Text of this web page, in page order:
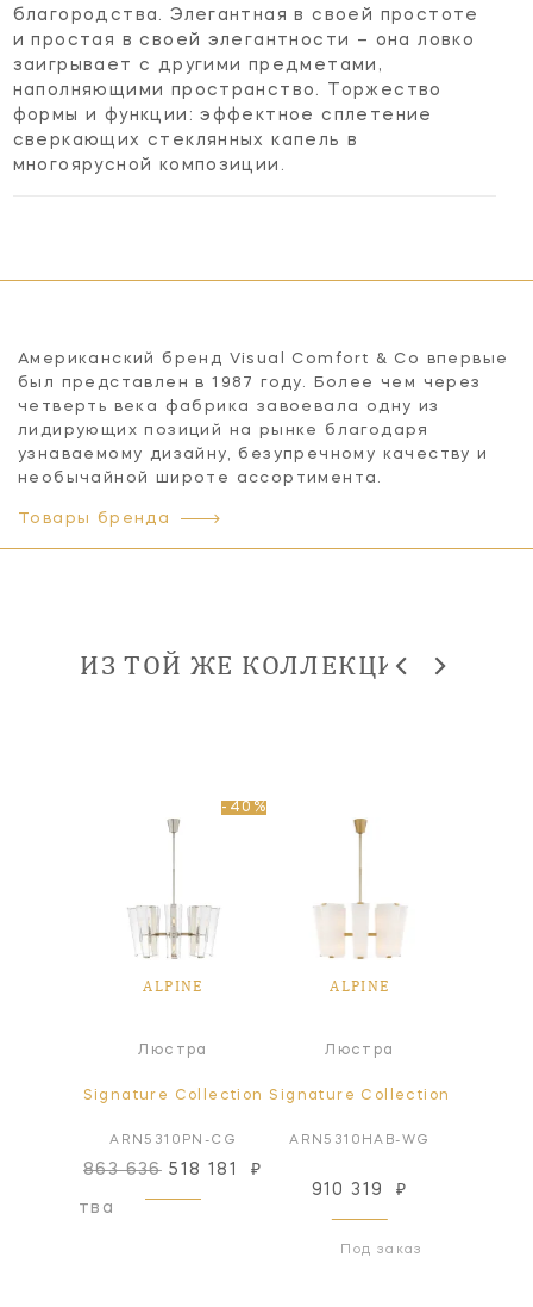
благородства. Элегантная в своей простоте
и простая в своей элегантности – она ловко
заигрывает с другими предметами,
наполняющими пространство. Торжество
формы и функции: эффектное сплетение
сверкающих стеклянных капель в
многоярусной композиции.
Американский бренд Visual Comfort & Co впервые
был представлен в 1987 году. Более чем через
четверть века фабрика завоевала одну из
лидирующих позиций на рынке благодаря
узнаваемому дизайну, безупречному качеству и
необычайной широте ассортимента.
Товары бренда
ИЗ ТОЙ ЖЕ КОЛЛЕКЦИИ
-40%
ALPINE
Люстра
Signature Collection
ARN5310PN-CG
863 636518 181 ₽
ALPINE
Люстра
Signature Collection
ARN5310HAB-WG
910 319 ₽
Под заказ